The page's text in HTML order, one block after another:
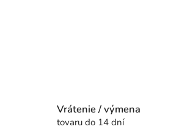
Vrátenie / výmena
tovaru do 14 dní